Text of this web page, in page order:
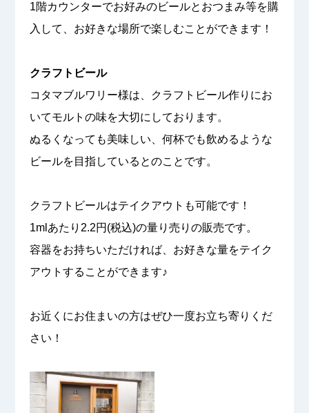
1階カウンターでお好みのビールとおつまみ等を購
入して、お好きな場所で楽しむことができます！
クラフトビール
コタマブルワリー様は、クラフトビール作りにお
いてモルトの味を大切にしております。
ぬるくなっても美味しい、何杯でも飲めるような
ビールを目指しているとのことです。
クラフトビールはテイクアウトも可能です！
1mlあたり2.2円(税込)の量り売りの販売です。
容器をお持ちいただければ、お好きな量をテイク
アウトすることができます♪
お近くにお住まいの方はぜひ一度お立ち寄りくだ
さい！